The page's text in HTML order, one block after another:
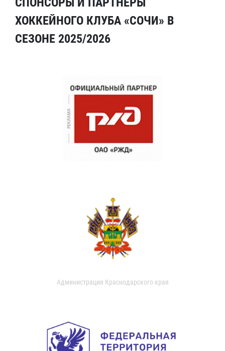
ХОККЕЙНОГО КЛУБА «СОЧИ» В
СЕЗОНЕ 2025/2026
Администрация Краснодарского края